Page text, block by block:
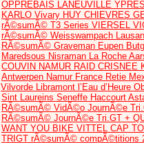
OPPREBAIS LANEUVILLE
KARLO Vivary HUY CHIEVRES
rÃ©sumÃ© T3 Series VIERSEL
rÃ©sumÃ© Weisswampach
RÃ©sumÃ© Graveman Eupen
Maredsous Nisraman La Roche
COUVIN NAMUR RAID CRISNEE
Antwerpen Namur France Retie
Vilvorde Libramont l’Eau d’Heure
Sint Laureins Seneffe Haccourt
RÃ©sumÃ© VidÃ©o JournÃ©e
RÃ©sumÃ© JournÃ©e Tri.GT +
WANT YOU BIKE VITTEL CAP
TRIGT rÃ©sumÃ© compÃ©titions